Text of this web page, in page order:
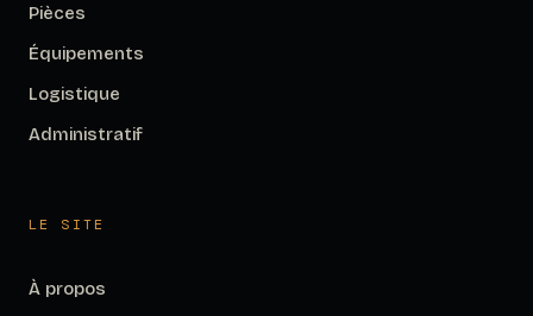
Pièces
Équipements
Logistique
Administratif
LE SITE
À propos